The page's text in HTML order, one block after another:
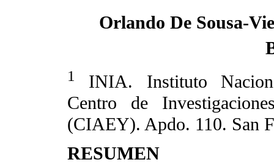
Orlando De Sousa-
1
INIA. Instituto
Centro de
(CIAEY). Apdo. 110. San
RESUMEN